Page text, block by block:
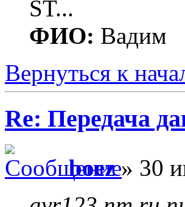
ST...
ФИО: Вадим
Вернуться к
Re: Передача
boez» 30